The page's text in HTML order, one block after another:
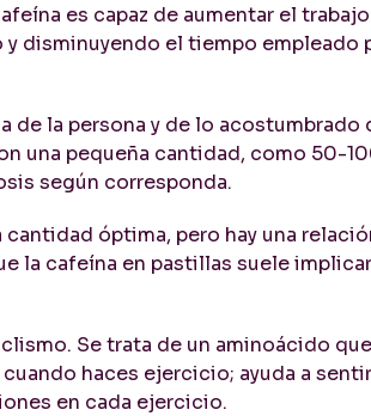
es capaz de aumentar el
disminuyendo el tiempo empleado
de la persona y de lo acostumbrado
una pequeña cantidad, como 50-
según corresponda.
óptima, pero hay una
la cafeína en pastillas suele
Se trata de un aminoácido
haces ejercicio; ayuda a
en cada ejercicio.